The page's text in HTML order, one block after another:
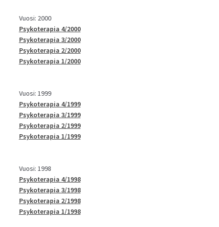
Vuosi: 2000
Psykoterapia 4/2000
Psykoterapia 3/2000
Psykoterapia 2/2000
Psykoterapia 1/2000
Vuosi: 1999
Psykoterapia 4/1999
Psykoterapia 3/1999
Psykoterapia 2/1999
Psykoterapia 1/1999
Vuosi: 1998
Psykoterapia 4/1998
Psykoterapia 3/1998
Psykoterapia 2/1998
Psykoterapia 1/1998